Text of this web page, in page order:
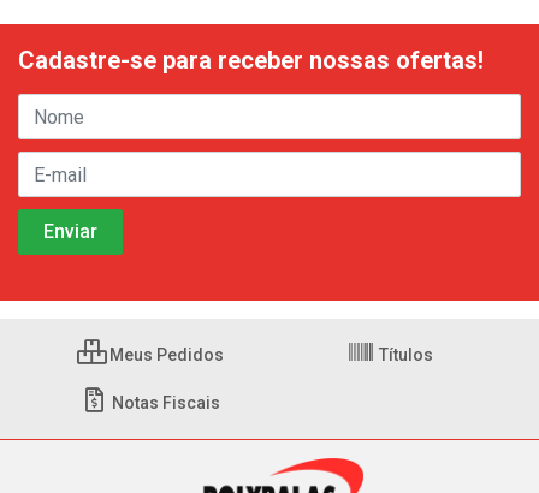
Cadastre-se para receber nossas ofertas!
Meus Pedidos Títulos
Notas Fiscais